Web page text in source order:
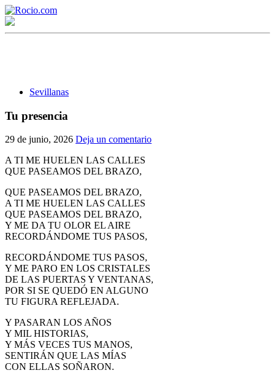
Sevillanas
Tu presencia
29 de junio, 2026 Deja un comentario
A TI ME HUELEN LAS CALLES
QUE PASEAMOS DEL BRAZO,
QUE PASEAMOS DEL BRAZO,
A TI ME HUELEN LAS CALLES
QUE PASEAMOS DEL BRAZO,
Y ME DA TU OLOR EL AIRE
RECORDÁNDOME TUS PASOS,
RECORDÁNDOME TUS PASOS,
Y ME PARO EN LOS CRISTALES
DE LAS PUERTAS Y VENTANAS,
POR SI SE QUEDÓ EN ALGUNO
TU FIGURA REFLEJADA.
Y PASARAN LOS AÑOS
Y MIL HISTORIAS,
Y MÁS VECES TUS MANOS,
SENTIRÁN QUE LAS MÍAS
CON ELLAS SOÑARON.
¡Bienvenido! Soy el asistente virtual de rocio.com.
Historia de la Virgen del Rocío
¿Cuándo es la romería del Rocío?
¿Cuántas hermandades participan en la romería?
¿Cuándo se construyó la primera ermita?
El traslado cada siete años
¿Cuales son los actos principales que se celebran en el
Quiero hacer el camino,¿que tengo que hacer?
En el Rocío, ¿dónde me alojo?